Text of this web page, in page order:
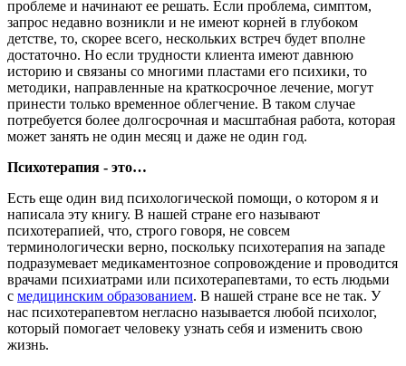
проблеме и начинают ее решать. Если проблема, симптом,
запрос недавно возникли и не имеют корней в глубоком
детстве, то, скорее всего, нескольких встреч будет вполне
достаточно. Но если трудности клиента имеют давнюю
историю и связаны со многими пластами его психики, то
методики, направленные на краткосрочное лечение, могут
принести только временное облегчение. В таком случае
потребуется более долгосрочная и масштабная работа, которая
может занять не один месяц и даже не один год.
Психотерапия - это…
Есть еще один вид психологической помощи, о котором я и
написала эту книгу. В нашей стране его называют
психотерапией, что, строго говоря, не совсем
терминологически верно, поскольку психотерапия на западе
подразумевает медикаментозное сопровождение и проводится
врачами психиатрами или психотерапевтами, то есть людьми
с медицинским образованием. В нашей стране все не так. У
нас психотерапевтом негласно называется любой психолог,
который помогает человеку узнать себя и изменить свою
жизнь.